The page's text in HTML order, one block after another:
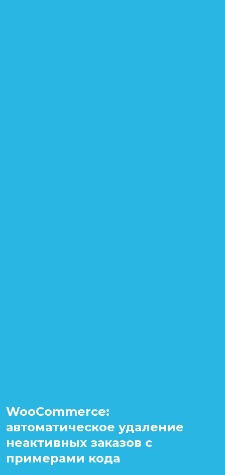
WooCommerce:
автоматическое удаление
неактивных заказов с
примерами кода